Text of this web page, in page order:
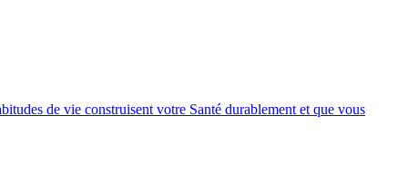
de vie construisent votre Santé durablement et que vous